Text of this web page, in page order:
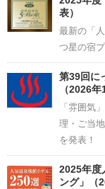
表）
最新の「
つ星の宿
第39回に
（2026
「雰囲気
理・ご当
を発表！
2025年度
ング」（